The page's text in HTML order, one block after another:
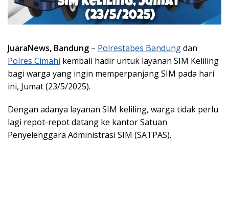
JuaraNews, Bandung – Polrestabes Bandungdan
Polres Cimahi kembali hadir untuk layanan SIM Keliling
bagi warga yang ingin memperpanjang SIM pada hari
ini, Jumat (23/5/2025).
Dengan adanya layanan SIM keliling, warga tidak perlu
lagi repot-repot datang ke kantor Satuan
Penyelenggara Administrasi SIM (SATPAS).